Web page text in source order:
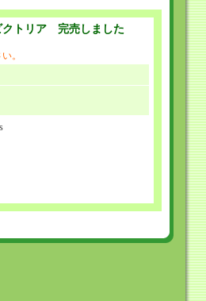
トリア 完売しました
。